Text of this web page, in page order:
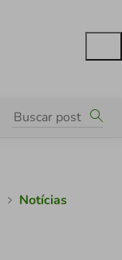
Notícias